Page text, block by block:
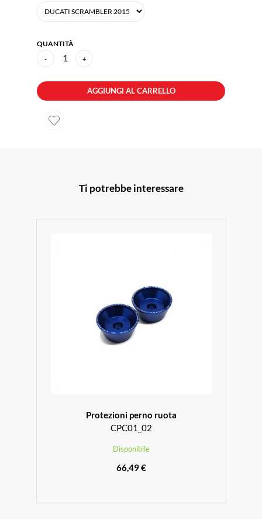
QUANTITÀ
- 1 +
AGGIUNGI AL CARRELLO
Ti potrebbe interessare
Protezioni perno ruota
CPC01_02
Disponibile
66,49 €